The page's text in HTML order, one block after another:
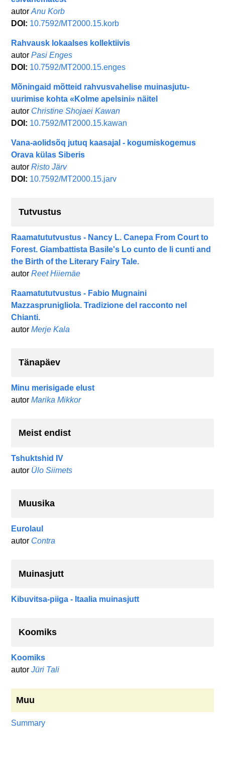
autorAnu Korb
DOI: 10.7592/MT2000.15.korb
Rahvausk lokaalses kollektiivis
autorPasi Enges
DOI: 10.7592/MT2000.15.enges
Mõningaid mõtteid rahvusvahelise muinasjutu-
uurimise kohta «Kolme apelsini» näitel
autor Christine Shojaei Kawan
DOI: 10.7592/MT2000.15.kawan
Vana-aolidsõq jutuq kaasajal - kogumiskogemus
Orava külas Siberis
autorRisto Järv
DOI: 10.7592/MT2000.15.jarv
Tutvustus
Raamatututvustus - Nancy L. Canepa From Court to
Forest. Giambattista Basile's Lo cunto de li cunti and
the Birth of the Literary Fairy Tale.
autorReet Hiiemäe
Raamatututvustus - Fabio Mugnaini
Mazzasprunigliola. Tradizione del racconto nel
Chianti.
autorMerje Kala
Tänapäev
Minu merisigade elust
autorMarika Mikkor
Meist endist
Tshuktshid IV
autor Ülo Siimets
Muusika
Eurolaul
autor Contra
Muinasjutt
Kibuvitsa-piiga - Itaalia muinasjutt
Koomiks
Koomiks
autorJüri Tali
Muu
Summary